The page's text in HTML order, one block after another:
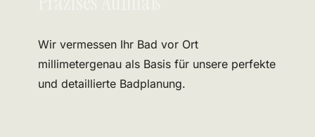
Wir vermessen Ihr Bad vor Ort
millimetergenau als Basis für unsere perfekte
und detaillierte Badplanung.